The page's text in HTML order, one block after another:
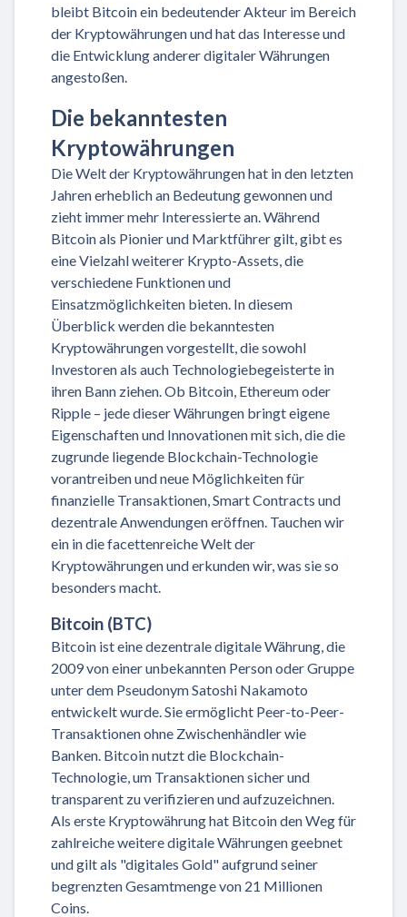
bleibt Bitcoin ein bedeutender Akteur im Bereich
der Kryptowährungen und hat das Interesse und
die Entwicklung anderer digitaler Währungen
angestoßen.
Die bekanntesten
Kryptowährungen
Die Welt der Kryptowährungen hat in den letzten
Jahren erheblich an Bedeutung gewonnen und
zieht immer mehr Interessierte an. Während
Bitcoin als Pionier und Marktführer gilt, gibt es
eine Vielzahl weiterer Krypto-Assets, die
verschiedene Funktionen und
Einsatzmöglichkeiten bieten. In diesem
Überblick werden die bekanntesten
Kryptowährungen vorgestellt, die sowohl
Investoren als auch Technologiebegeisterte in
ihren Bann ziehen. Ob Bitcoin, Ethereum oder
Ripple – jede dieser Währungen bringt eigene
Eigenschaften und Innovationen mit sich, die die
zugrunde liegende Blockchain-Technologie
vorantreiben und neue Möglichkeiten für
finanzielle Transaktionen, Smart Contracts und
dezentrale Anwendungen eröffnen. Tauchen wir
ein in die facettenreiche Welt der
Kryptowährungen und erkunden wir, was sie so
besonders macht.
Bitcoin (BTC)
Bitcoin ist eine dezentrale digitale Währung, die
2009 von einer unbekannten Person oder Gruppe
unter dem Pseudonym Satoshi Nakamoto
entwickelt wurde. Sie ermöglicht Peer-to-Peer-
Transaktionen ohne Zwischenhändler wie
Banken. Bitcoin nutzt die Blockchain-
Technologie, um Transaktionen sicher und
transparent zu verifizieren und aufzuzeichnen.
Als erste Kryptowährung hat Bitcoin den Weg für
zahlreiche weitere digitale Währungen geebnet
und gilt als "digitales Gold" aufgrund seiner
begrenzten Gesamtmenge von 21 Millionen
Coins.